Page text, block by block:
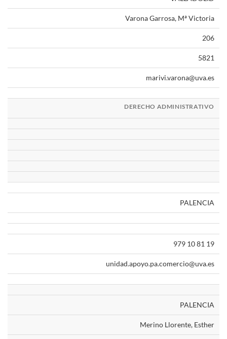
Varona Garrosa, Mª Victoria
206
5821
marivi.varona@uva.es
DERECHO ADMINISTRATIVO
PALENCIA
979 10 81 19
unidad.apoyo.pa.comercio@uva.es
PALENCIA
Merino Llorente, Esther